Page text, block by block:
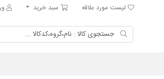
لیست مورد علاقه
لیست مورد علاقه سبد خرید
سبد خرید